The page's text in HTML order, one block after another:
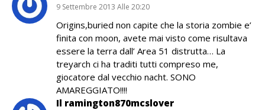
9 Settembre 2013 Alle 20:20
Origins,buried non capite che la storia zombie e’
finita con moon, avete mai visto come risultava
essere la terra dall’ Area 51 distrutta… La
treyarch ci ha traditi tutti compreso me,
giocatore dal vecchio nacht. SONO
AMAREGGIATO!!!!
Il ramington870mcslover